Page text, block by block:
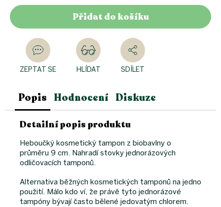
Přidat do košíku
ZEPTAT SE HLÍDAT SDÍLET
Popis Hodnocení Diskuze
Detailní popis produktu
Heboučký kosmetický tampon z biobavlny o
průměru 9 cm. Nahradí stovky jednorázových
odličovacích tamponů.
Alternativa běžných kosmetických tamponů na jedno
použití. Málo kdo ví, že právě tyto jednorázové
tampóny bývají často bělené jedovatým chlorem.